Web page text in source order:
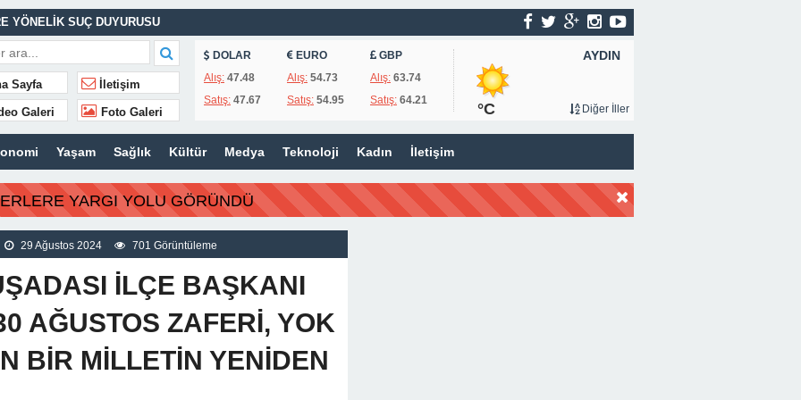
EFE İBRİKOĞLU’NUN ADI VERİLDİ
TARİHİNİN EN BÜYÜK ZULMÜNÜN DERİN ANALİZİ !
UNUTULMADI
ÖNEMLİ KARARLAR
Sayfa İletişim
Galeri Foto Galeri
DOLAR
Alış: 47.48
Satış: 47.67
EURO
Alış:54.73
Satış:54.95
GBP
Alış:63.74
Satış:64.21
AYDIN
°C Diğer İller
Yaşam Sağlık Kültür Medya Teknoloji Kadın İletişim
YARGI YOLU GÖRÜNDÜ
29 Ağustos 2024 701 Görüntüleme
İLÇE BAŞKANI
AĞUSTOS ZAFERİ, YOK
BİR MİLLETİN YENİDEN